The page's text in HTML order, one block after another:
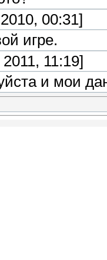
00:31]
игре.
11:19]
и мои